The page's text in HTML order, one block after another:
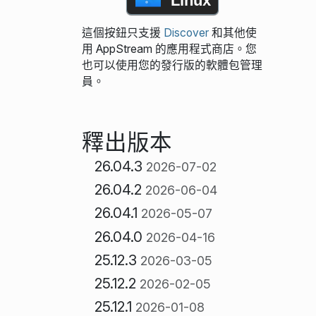
這個按鈕只支援 Discover和其他使
用 AppStream 的應用程式商店。您
也可以使用您的發行版的軟體包管理
員。
釋出版本
26.04.3 2026-07-02
26.04.2 2026-06-04
26.04.1 2026-05-07
26.04.0 2026-04-16
25.12.3 2026-03-05
25.12.2 2026-02-05
25.12.1 2026-01-08